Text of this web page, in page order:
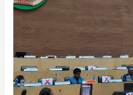
EM
CONFERÊNCIA
MARÍTIMA
AFRICANA
NA
ETIOPIA